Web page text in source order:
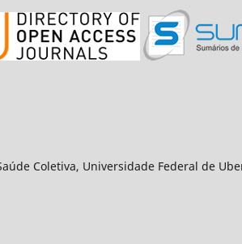
Coletiva, Universidade Federal de